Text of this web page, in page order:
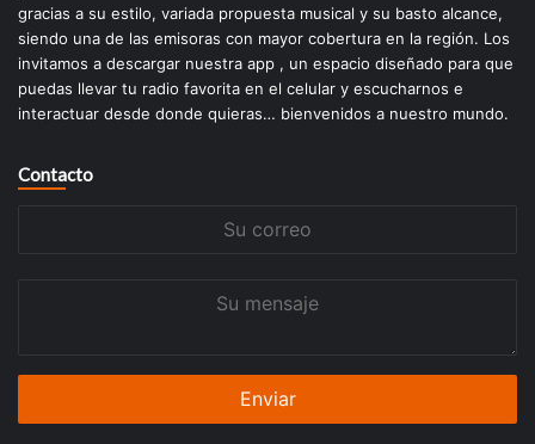
gracias a su estilo, variada propuesta musical y su basto alcance,
siendo una de las emisoras con mayor cobertura en la región. Los
invitamos a descargar nuestra app , un espacio diseñado para que
puedas llevar tu radio favorita en el celular y escucharnos e
interactuar desde donde quieras… bienvenidos a nuestro mundo.
Contacto